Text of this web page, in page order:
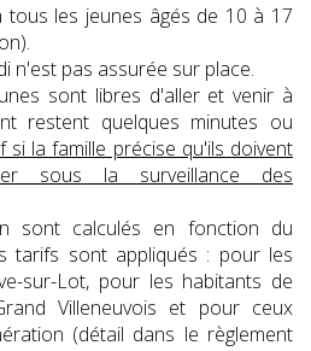
tous les jeunes âgés de 10 à 17
n'est pas assurée sur place.
sont libres d'aller et venir à
restent quelques minutes ou
si la famille précise qu'ils doivent
sous la surveillance des
sont calculés en fonction du
tarifs sont appliqués : pour les
sur-Lot, pour les habitants de
Villeneuvois et pour ceux
(détail dans le règlement